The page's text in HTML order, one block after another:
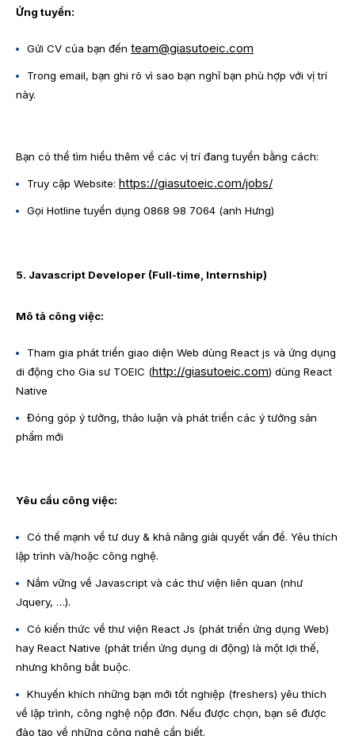
Ứng tuyển:
Gửi CV của bạn đến team@giasutoeic.com
Trong email, bạn ghi rõ vì sao bạn nghĩ bạn phù hợp với vị trí
này.
Bạn có thể tìm hiểu thêm về các vị trí đang tuyển bằng cách:
Truy cập Website: https://giasutoeic.com/jobs/
Gọi Hotline tuyển dụng 0868 98 7064 (anh Hưng)
5. Javascript Developer (Full-time, Internship)
Mô tả công việc:
Tham gia phát triển giao diện Web dùng React js và ứng dụng
di động cho Gia sư TOEIC (http://giasutoeic.com) dùng React
Native
Đóng góp ý tưởng, thảo luận và phát triển các ý tưởng sản
phẩm mới
Yêu cầu công việc:
Có thế mạnh về tư duy & khả năng giải quyết vấn đề. Yêu thích
lập trình và/hoặc công nghệ.
Nắm vững về Javascript và các thư viện liên quan (như
Jquery, …).
Có kiến thức về thư viện React Js (phát triển ứng dụng Web)
hay React Native (phát triển ứng dụng di động) là một lợi thế,
nhưng không bắt buộc.
Khuyến khích những bạn mới tốt nghiệp (freshers) yêu thích
về lập trình, công nghệ nộp đơn. Nếu được chọn, bạn sẽ được
đào tạo về những công nghệ cần biết.